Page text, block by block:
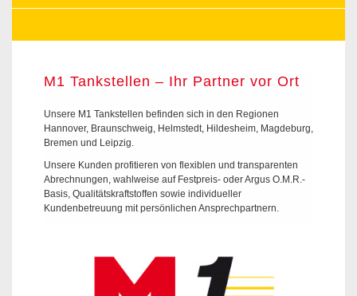
M1 Tankstellen – Ihr Partner vor Ort
Unsere M1 Tankstellen befinden sich in den Regionen
Hannover, Braunschweig, Helmstedt, Hildesheim, Magdeburg,
Bremen und Leipzig.
Unsere Kunden profitieren von flexiblen und transparenten
Abrechnungen, wahlweise auf Festpreis- oder Argus O.M.R.-
Basis, Qualitätskraftstoffen sowie individueller
Kundenbetreuung mit persönlichen Ansprechpartnern.